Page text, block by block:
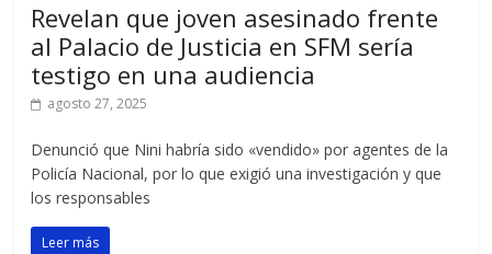
Revelan que joven asesinado frente
al Palacio de Justicia en SFM sería
testigo en una audiencia
agosto 27, 2025
Denunció que Nini habría sido «vendido» por agentes de la
Policía Nacional, por lo que exigió una investigación y que
los responsables
Leer más